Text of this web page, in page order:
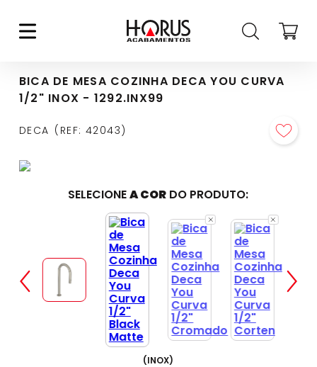
BICA DE MESA COZINHA DECA YOU CURVA
1/2" INOX - 1292.INX99
DECA REF: 42043
SELECIONEA COR DO PRODUTO:
(INOX)